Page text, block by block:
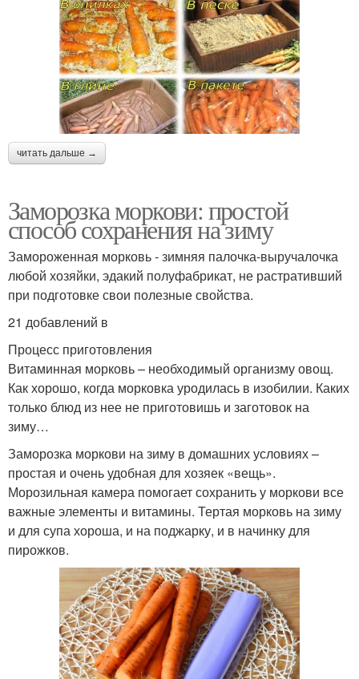
читать дальше →
Заморозка моркови: простой
способ сохранения на зиму
Замороженная морковь - зимняя палочка-выручалочка
любой хозяйки, эдакий полуфабрикат, не растративший
при подготовке свои полезные свойства.
21 добавлений в
Процесс приготовления
Витаминная морковь – необходимый организму овощ.
Как хорошо, когда морковка уродилась в изобилии. Каких
только блюд из нее не приготовишь и заготовок на
зиму…
Заморозка моркови на зиму в домашних условиях –
простая и очень удобная для хозяек «вещь».
Морозильная камера помогает сохранить у моркови все
важные элементы и витамины. Тертая морковь на зиму
и для супа хороша, и на поджарку, и в начинку для
пирожков.